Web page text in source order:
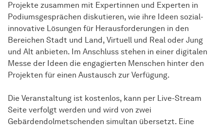
Projekte zusammen mit Expertinnen und Experten in
Podiumsgesprächen diskutieren, wie ihre Ideen sozial-
innovative Lösungen für Herausforderungen in den
Bereichen Stadt und Land, Virtuell und Real oder Jung
und Alt anbieten. Im Anschluss stehen in einer digitalen
Messe der Ideen die engagierten Menschen hinter den
Projekten für einen Austausch zur Verfügung.
Die Veranstaltung ist kostenlos, kann per Live-Stream
Seite verfolgt werden und wird von zwei
Gebärdendolmetschenden simultan übersetzt. Eine